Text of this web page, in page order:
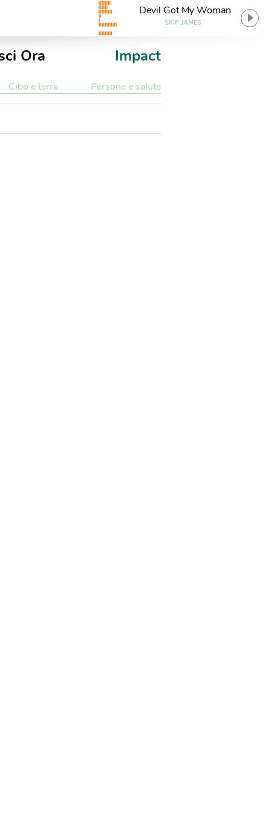
Devil Got My Woman
SKIP JAMES
Ora Impact
Cibo e terra Persone e salute